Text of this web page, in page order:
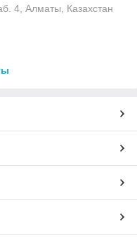
4, Алматы, Казахстан